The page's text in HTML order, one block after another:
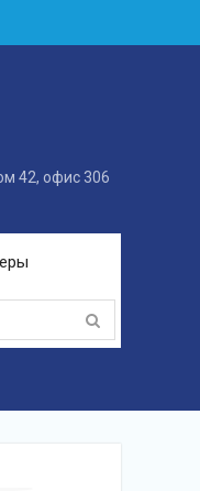
42, офис 306